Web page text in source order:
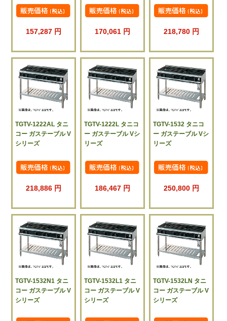
157,287 円 170,061 円 218,780 円
TGTV-1222AL タニ
コー ガステーブル V
シリーズ
218,886 円
TGTV-1222L タニコ
ー ガステーブル Vシ
リーズ
186,467 円
TGTV-1532 タニコ
ー ガステーブル Vシ
リーズ
250,800 円
TGTV-1532N1 タニ
コー ガステーブル V
シリーズ
TGTV-1532L1 タニ
コー ガステーブル V
シリーズ
TGTV-1532LN タニ
コー ガステーブル V
シリーズ